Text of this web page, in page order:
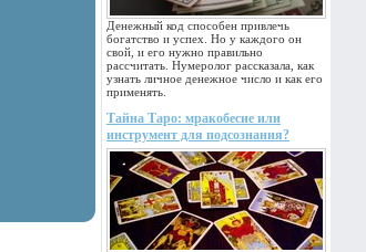
Денежный код способен привлечь
богатство и успех. Но у каждого он
свой, и его нужно правильно
рассчитать. Нумеролог рассказала, как
узнать личное денежное число и как его
применять.
Тайна Таро: мракобесие или
инструмент для подсознания?